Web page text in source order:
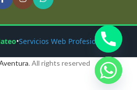
•Servicios Web Profesionales
. All rights reserved